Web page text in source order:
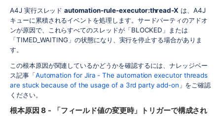
A4J 実行スレッドautomation-rule-executor:thread-X は、A4J
キューに累積されるイベントを処理します。サードパーティのアドオ
ンが原因で、これらすべてのスレッドが「BLOCKED」または
「TIMED_WAITING」の状態になり、実行を停止する場合がありま
す。
この根本原因が関連しているかどうかを確認するには、ナレッジベー
ス記事「Automation for Jira - The automation executor threads
are stuck because of the usage of a 3rd party add-on 」をご確認
ください。
根本原因 8 - 「フィールド値の変更時」トリガーで構成され